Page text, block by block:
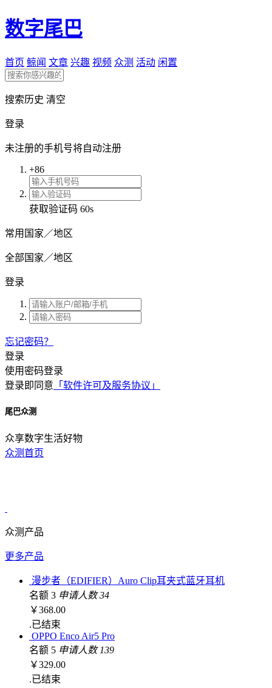
数字尾巴
首页 鲸闻 文章 兴趣 视频 众测 活动 闲置
搜索历史 清空
登录
未注册的手机号将自动注册
+86
获取验证码 60s
常用国家／地区
全部国家／地区
登录
忘记密码？
登录
使用密码登录
登录即同意 「软件许可及服务协议」
尾巴众测
众享数字生活好物
众测首页
众测产品
更多产品
漫步者（EDIFIER）Auro Clip耳夹式蓝牙耳机
名额 3 申请人数 34
￥368.00
.已结束
OPPO Enco Air5 Pro
名额 5 申请人数 139
￥329.00
.已结束